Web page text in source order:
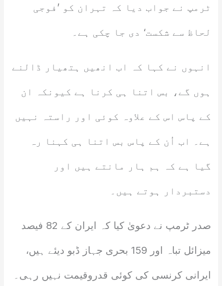
ٹرمپ نے جواب دیا کہ تہران کو ’فوجی
لحاظ سے شکست‘ دی جا چکی ہے۔
انہوں نے کہا کہ اب انھیں ہتھیار ڈالنے
ہوں گے، بس اتنا ہی کرنا ہے کیونکہ ان
کے پاس اس کے علاوہ کوئی اور راستہ نہیں
ہے۔ اب اُن کے پاس بس اتنا ہی کہنا رہ
گیا ہے کہ ہم ہار مانتے ہیں اور
دستبردار ہوتے ہیں۔
صدر ٹرمپ نے دعویٰ کیا کہ ایران کے 82 فیصد
میزائل تباہ اور 159 بحری جہاز ڈبو دیئے ہیں،
ایرانی کرنسی کی کوئی قدروقیمت نہیں رہی۔